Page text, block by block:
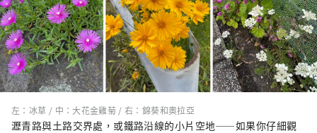
左：冰草 / 中：大花金雞菊 / 右：錦葵和奧拉亞
瀝青路與土路交界處，或鐵路沿線的小片空地——如果你仔細觀